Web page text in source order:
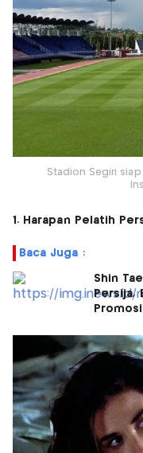
Stadion Segiri siap
1. Harapan Pelatih
Baca Juga :
Shin
Persija,
Promosi